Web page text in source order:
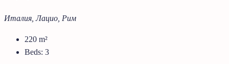
Италия, Лацио, Рим
220 m²
Beds: 3